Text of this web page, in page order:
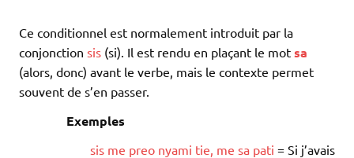
Ce conditionnel est normalement introduit par la
conjonction sis (si). Il est rendu en plaçant le mot sa
(alors, donc) avant le verbe, mais le contexte permet
souvent de s’en passer.
Exemples
sis me preo nyami tie me sa pati = Si j’avais